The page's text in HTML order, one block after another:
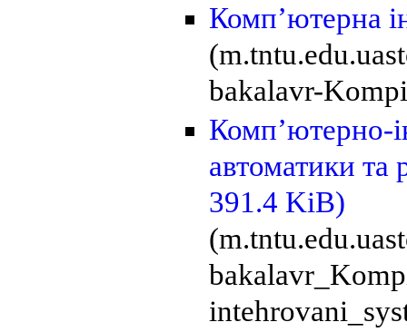
Комп’ютерна
bakalavr-
Комп’ютерно-
автоматики та
391.4 KiB)